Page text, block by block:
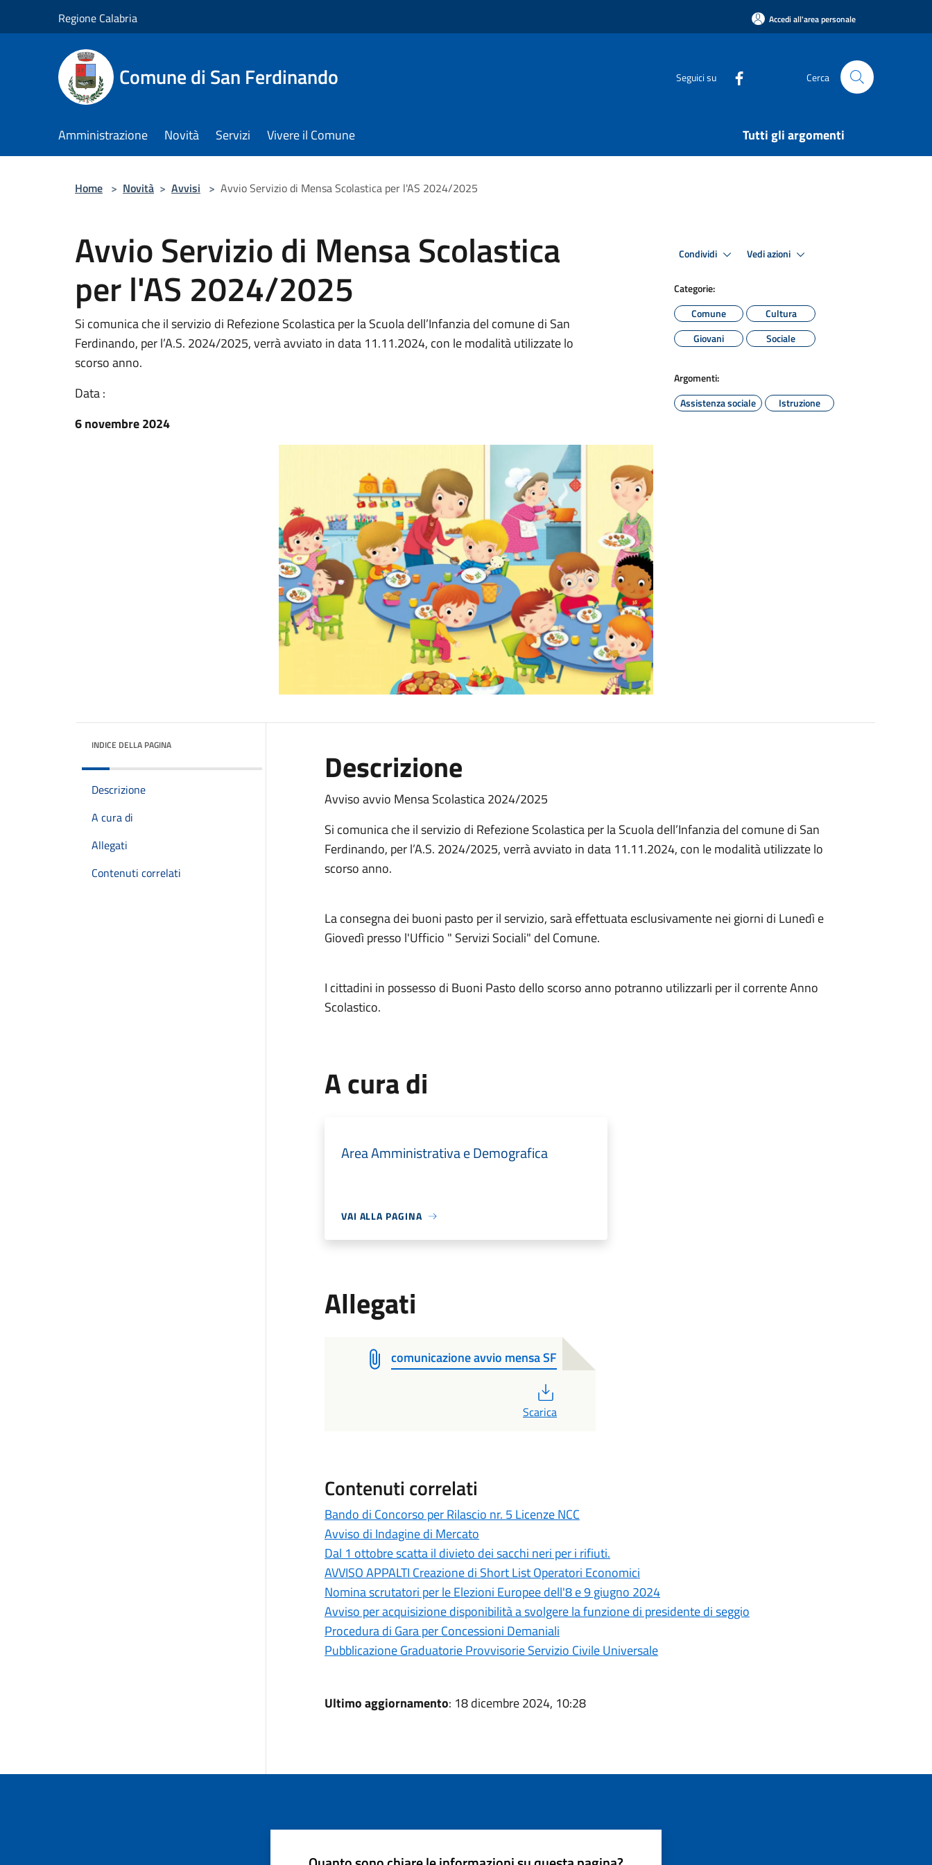
Regione Calabria Accedi all'area personale
Comune di San Ferdinando Seguici su Cerca
Amministrazione Novità Servizi Vivere il Comune Tutti gli argomenti
Home > Novità > Avvisi > Avvio Servizio di Mensa Scolastica per l'AS 2024/2025
Avvio Servizio di Mensa Scolastica
per l'AS 2024/2025
Si comunica che il servizio di Refezione Scolastica per la Scuola dell’Infanzia del comune di San
Ferdinando, per l’A.S. 2024/2025, verrà avviato in data 11.11.2024, con le modalità utilizzate lo
scorso anno.
Data :
6 novembre 2024
Condividi Vedi azioni
Categorie:
Comune
Cultura
Giovani
Sociale
Argomenti:
Assistenza sociale
Istruzione
INDICE DELLA PAGINA
Descrizione
A cura di
Allegati
Contenuti correlati
Descrizione
Avviso avvio Mensa Scolastica 2024/2025
Si comunica che il servizio di Refezione Scolastica per la Scuola dell’Infanzia del comune di San
Ferdinando, per l’A.S. 2024/2025, verrà avviato in data 11.11.2024, con le modalità utilizzate lo
scorso anno.
La consegna dei buoni pasto per il servizio, sarà effettuata esclusivamente nei giorni di Lunedì e
Giovedì presso l'Ufficio " Servizi Sociali" del Comune.
I cittadini in possesso di Buoni Pasto dello scorso anno potranno utilizzarli per il corrente Anno
Scolastico.
A cura di
Area Amministrativa e Demografica
VAI ALLA PAGINA
Allegati
comunicazione avvio mensa SF
Scarica
Contenuti correlati
Bando di Concorso per Rilascio nr. 5 Licenze NCC
Avviso di Indagine di Mercato
Dal 1 ottobre scatta il divieto dei sacchi neri per i rifiuti.
AVVISO APPALTI Creazione di Short List Operatori Economici
Nomina scrutatori per le Elezioni Europee dell'8 e 9 giugno 2024
Avviso per acquisizione disponibilità a svolgere la funzione di presidente di seggio
Procedura di Gara per Concessioni Demaniali
Pubblicazione Graduatorie Provvisorie Servizio Civile Universale
Ultimo aggiornamento: 18 dicembre 2024, 10:28